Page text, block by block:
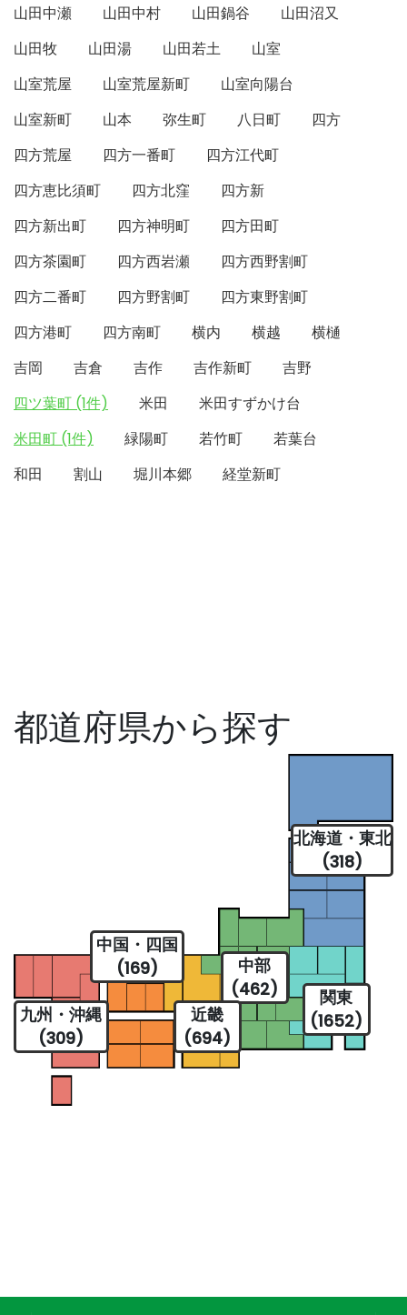
山田中瀬
山田中村 山田鍋谷
山田沼又
山田牧
山田湯 山田若土
山室
山室荒屋
山室荒屋新町
山室向陽台
山室新町
山本 弥生町 八日町
四方
四方荒屋
四方一番町
四方江代町
四方恵比須町
四方北窪
四方新
四方新出町
四方神明町
四方田町
四方茶園町
四方西岩瀬
四方西野割町
四方二番町
四方野割町
四方東野割町
四方港町
四方南町 横内 横越
横樋
吉岡
吉倉 吉作 吉作新町
吉野
四ツ葉町 (1件)
米田
米田すずかけ台
米田町 (1件)
緑陽町 若竹町
若葉台
和田
割山 堀川本郷 経堂新町
都道府県から探す
北海道・東北
(318)
関東
(1652)
中部
(462)
近畿
(694)
中国・四国
(169)
九州・沖縄
(309)